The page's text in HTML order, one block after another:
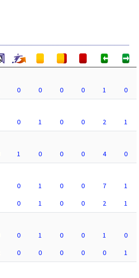
0 0 0 0 1
0
0 1 0 0 2
1
1 0 0 0 4
0
0 1 0 0 7
1
0 1 0 0 2
1
0 1 0 0 1
0
0 0 0 0 0
1